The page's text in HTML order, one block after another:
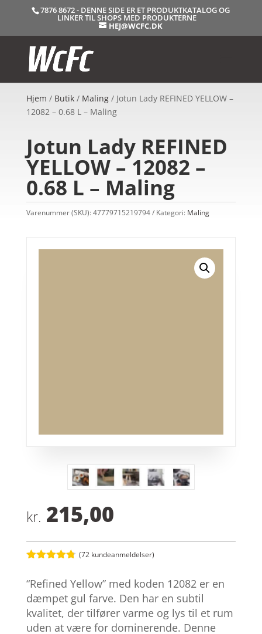
7876 8672 - DENNE SIDE ER ET PRODUKTKATALOG OG
LINKER TIL SHOPS MED PRODUKTERNE
HEJ@WCFC.DK
Hjem / Butik/ Maling/ Jotun Lady REFINED YELLOW –
12082 – 0.68 L – Maling
Jotun Lady REFINED
YELLOW – 12082 –
0.68 L – Maling
Varenummer (SKU):47779715219794 Kategori: Maling
kr. 215,00
ud af 5
baseret på
kundebedø
mmelser
(72 kundeanmeldelser)
“Refined Yellow” med koden 12082 er en
dæmpet gul farve. Den har en subtil
kvalitet, der tilfører varme og lys til et rum
uden at være for dominerende. Denne